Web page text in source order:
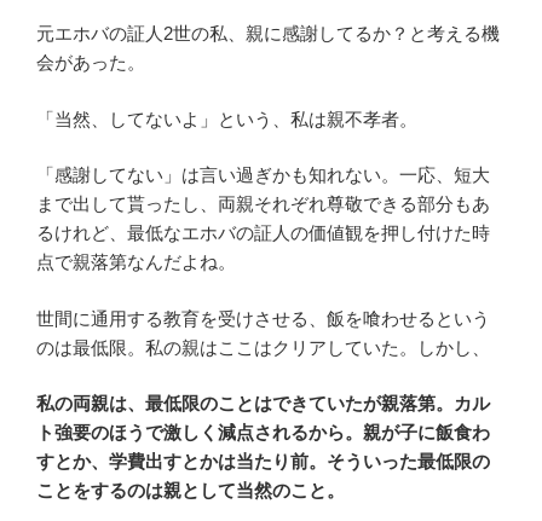
元エホバの証人2世の私、親に感謝してるか？と考える機
会があった。
「当然、してないよ」という、私は親不孝者。
「感謝してない」は言い過ぎかも知れない。一応、短大
まで出して貰ったし、両親それぞれ尊敬できる部分もあ
るけれど、最低なエホバの証人の価値観を押し付けた時
点で親落第なんだよね。
世間に通用する教育を受けさせる、飯を喰わせるという
のは最低限。私の親はここはクリアしていた。しかし、
私の両親は、最低限のことはできていたが親落第。カル
ト強要のほうで激しく減点されるから。親が子に飯食わ
すとか、学費出すとかは当たり前。そういった最低限の
ことをするのは親として当然のこと。